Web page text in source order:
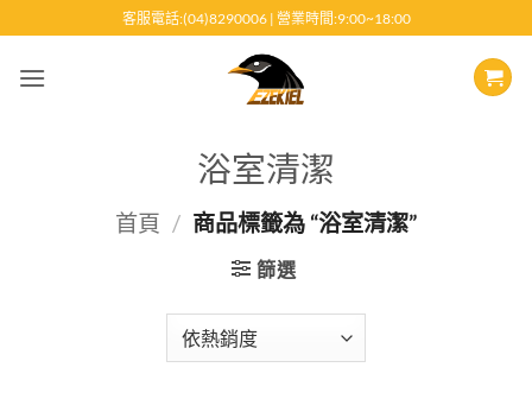
至
客服電話:(04)8290006 | 營業時間:9:00~18:00
浴室清潔
首頁 / 商品標籤為 “浴室清潔”
篩選